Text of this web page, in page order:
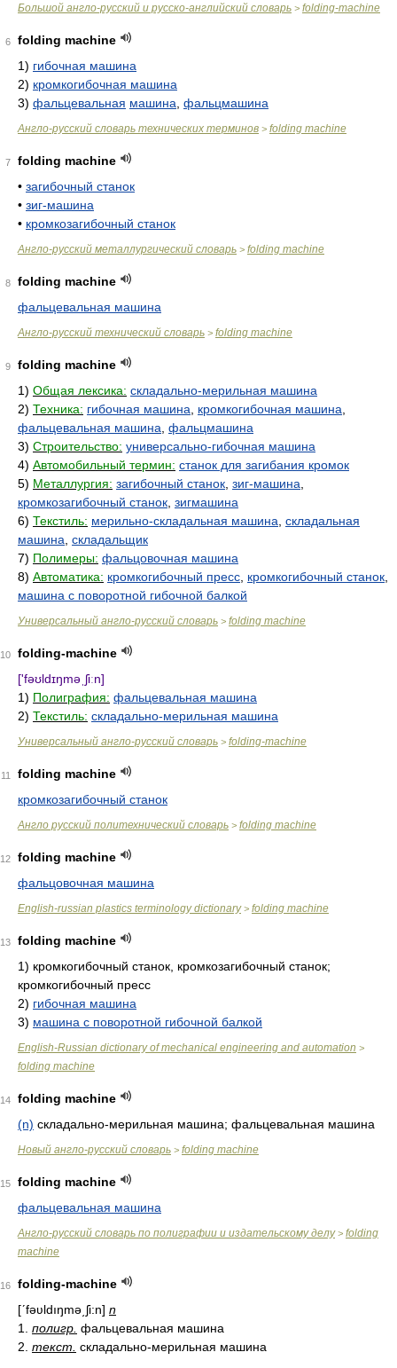
Большой англо-русский и русско-английский словарь > folding-machine
6
folding machine
1) гибочная машина
2) кромкогибочная машина
3) фальцевальная машина фальцмашина
Англо-русский словарь технических терминов > folding machine
7
folding machine
• загибочный станок
• зиг-машина
• кромкозагибочный станок
Англо-русский металлургический словарь > folding machine
8
folding machine
фальцевальная машина
Англо-русский технический словарь > folding machine
9
folding machine
1) Общая лексика: складально-мерильная машина
2) Техника: гибочная машина кромкогибочная машина
фальцевальная машина фальцмашина
3) Строительство: универсально-гибочная машина
4) Автомобильный термин: станок для загибания кромок
5) Металлургия: загибочный станок зиг-машина
кромкозагибочный станок зигмашина
6) Текстиль: мерильно-складальная машина складальная
машина складальщик
7) Полимеры: фальцовочная машина
8) Автоматика: кромкогибочный пресс кромкогибочный станок
машина с поворотной гибочной балкой
Универсальный англо-русский словарь > folding machine
10
folding-machine
['fəʊldɪŋməˌʃiːn]
1) Полиграфия: фальцевальная машина
2) Текстиль: складально-мерильная машина
Универсальный англо-русский словарь > folding-machine
11
folding machine
кромкозагибочный станок
Англо русский политехнический словарь > folding machine
12
folding machine
фальцовочная машина
English-russian plastics terminology dictionary> folding machine
13
folding machine
1) кромкогибочный станок, кромкозагибочный станок;
кромкогибочный пресс
2) гибочная машина
3) машина с поворотной гибочной балкой
English-Russian dictionary of mechanical engineering and automation >
folding machine
14
folding machine
(n) складально-мерильная машина; фальцевальная машина
Новый англо-русский словарь > folding machine
15
folding machine
фальцевальная машина
Англо-русский словарь по полиграфии и издательскому делу> folding
machine
16
folding-machine
[ʹfəʋldıŋmə͵ʃi:n] n
1. полигр. фальцевальная машина
2. текст. складально-мерильная машина